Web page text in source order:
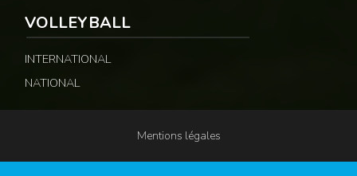
VOLLEYBALL
INTERNATIONAL
NATIONAL
Mentions légales